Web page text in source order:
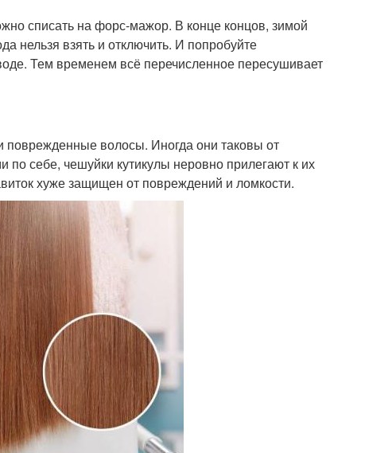
списать на форс-мажор. В конце концов, зимой
нельзя взять и отключить. И попробуйте
Тем временем всё перечисленное пересушивает
волосы. Иногда они таковы от
себе, чешуйки кутикулы неровно прилегают к их
хуже защищен от повреждений и ломкости.